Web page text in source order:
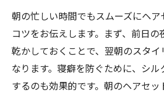
朝の忙しい時間でもスムーズにヘ
コツをお伝えします。まず、前日の
乾かしておくことで、翌朝のスタ
なります。寝癖を防ぐために、シ
するのも効果的です。朝のヘアセ